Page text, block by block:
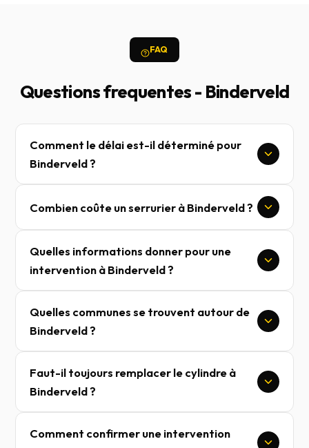
FAQ
Questions frequentes - Binderveld
Comment le délai est-il déterminé pour
Binderveld ?
Combien coûte un serrurier à Binderveld ?
Quelles informations donner pour une
intervention à Binderveld ?
Quelles communes se trouvent autour de
Binderveld ?
Faut-il toujours remplacer le cylindre à
Binderveld ?
Comment confirmer une intervention